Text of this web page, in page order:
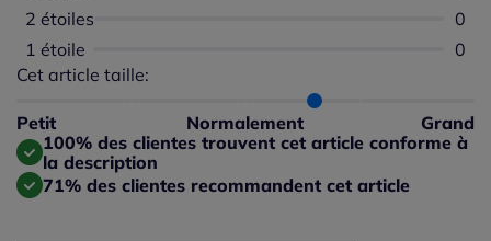
2 étoiles
0
1 étoile
0
Cet article taille:
Petit Normalement Grand
Répartition du taillant selon les avis clients
Taille grand : 29%
100% des clientes trouvent cet article conforme à
la description
71% des clientes recommandent cet article